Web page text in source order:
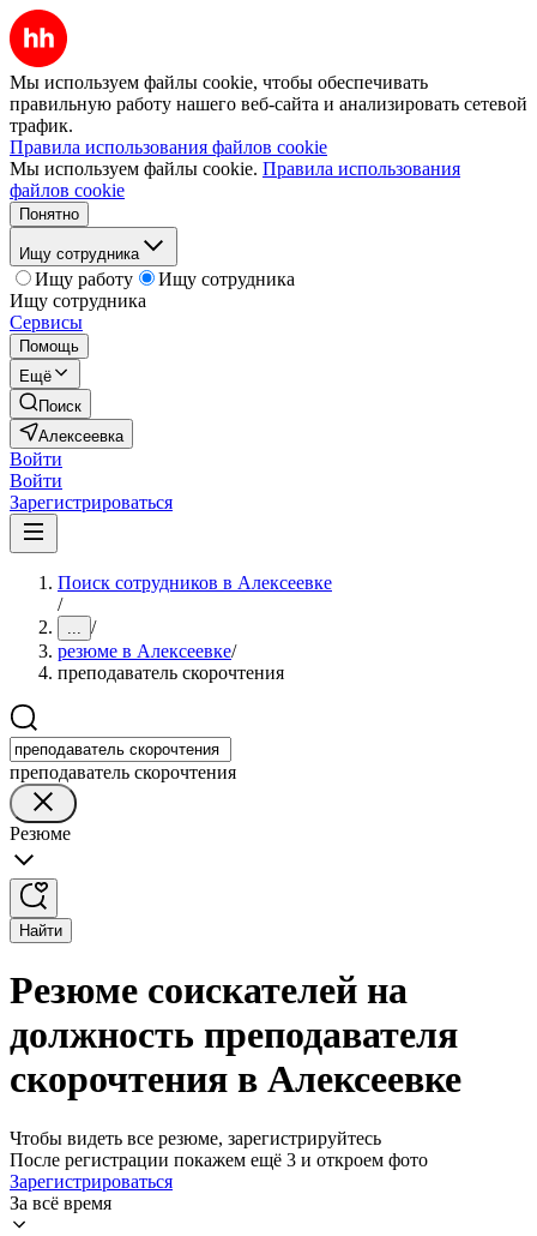
Мы используем файлы cookie, чтобы обеспечивать
правильную работу нашего веб-сайта и анализировать сетевой
трафик.
Правила использования файлов cookie
Мы используем файлы cookie. Правила использования
файлов cookie
Понятно
Ищу сотрудника
Ищу работу
Ищу сотрудника
Ищу сотрудника
Сервисы
Помощь
Ещё
Поиск
Алексеевка
Войти
Войти
Зарегистрироваться
Поиск сотрудников в Алексеевке
/
... /
резюме в Алексеевке/
преподаватель скорочтения
преподаватель скорочтения
Резюме
Найти
Резюме соискателей на
должность преподавателя
скорочтения в Алексеевке
Чтобы видеть все резюме, зарегистрируйтесь
После регистрации покажем ещё 3 и откроем фото
Зарегистрироваться
За всё время